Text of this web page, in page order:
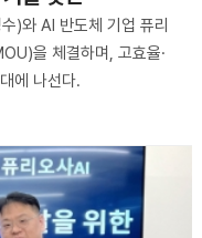
)와 AI 반도체 기업 퓨리
을 체결하며, 고효율·
에 나선다.